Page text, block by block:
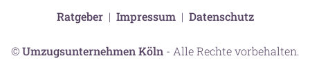
©Umzugsunternehmen Köln- Alle Rechte vorbehalten.
Ratgeber| Impressum| Datenschutz